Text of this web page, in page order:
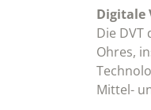
Digitale
Die
Ohres,
Mittel-